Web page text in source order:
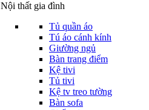
Nội thất gia đình
Tủ quần áo
Tú áo cánh kính
Giường ngủ
Bàn trang điểm
Kệ tivi
Tủ tivi
Kệ tv treo tường
Bàn sofa